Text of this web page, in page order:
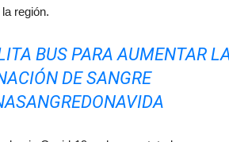
región.
BUS PARA AUMENTAR
DE SANGRE